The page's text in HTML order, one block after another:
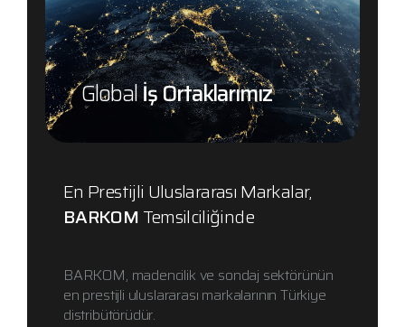
Globalİş Ortaklarımız
En Prestijli Uluslararası Markalar,
BARKOMTemsilciliğinde
BARKOM, madencilik ve sondaj sektörünün
en prestijli uluslararası markalarının Türkiye
distribütörüdür.